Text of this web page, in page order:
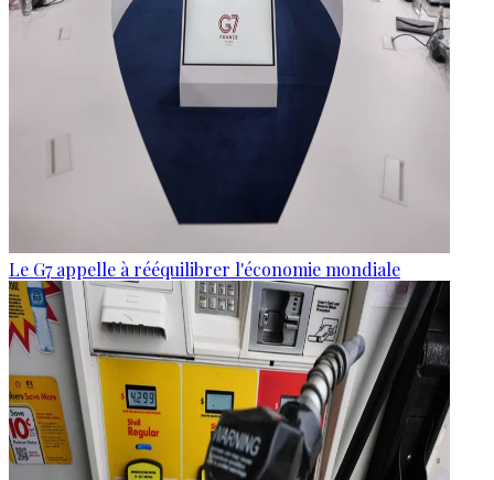
Le G7 appelle à rééquilibrer l'économie mondiale